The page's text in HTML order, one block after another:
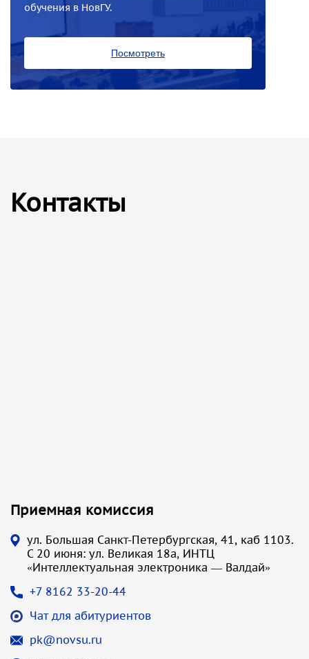
обучения в НовГУ.
Посмотреть
Контакты
Приемная комиссия
ул. Большая Санкт-Петербургская, 41, каб 1103.
С 20 июня: ул. Великая 18а, ИНТЦ
«Интеллектуальная электроника — Валдай»
+7 8162 33-20-44
Чат для абитуриентов
pk@novsu.ru